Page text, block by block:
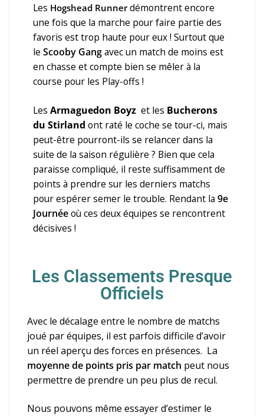
Les Hogshead Runnerdémontrent encore
une fois que la marche pour faire partie des
favoris est trop haute pour eux ! Surtout que
le Scooby Gangavec un match de moins est
en chasse et compte bien se mêler à la
course pour les Play-offs !
Les Armaguedon Boyz et les Bucherons
du Stirland ont raté le coche se tour-ci, mais
peut-être pourront-ils se relancer dans la
suite de la saison régulière ? Bien que cela
paraisse compliqué, il reste suffisamment de
points à prendre sur les derniers matchs
pour espérer semer le trouble. Rendant la 9e
Journéeoù ces deux équipes se rencontrent
décisives !
Les Classements Presque
Officiels
Avec le décalage entre le nombre de matchs
joué par équipes, il est parfois difficile d’avoir
un réel aperçu des forces en présences. La
moyenne de points pris par match peut nous
permettre de prendre un peu plus de recul.
Nous pouvons même essayer d’estimer le